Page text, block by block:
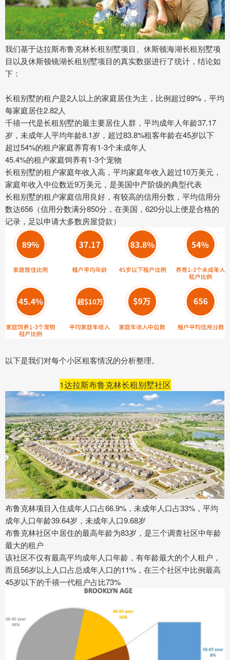
我们基于达拉斯布鲁克林长租别墅项目、休斯顿海湖长租别墅项
目以及休斯顿镜湖长租别墅项目的真实数据进行了统计，结论如
下：
长租别墅的租户是2人以上的家庭居住为主，比例超过89%，平均
每家庭居住2.82人
千禧一代是长租别墅的最主要居住人群，平均成年人年龄37.17
岁，未成年人平均年龄8.1岁，超过83.8%租客年龄在45岁以下
超过54%的租户家庭养育有1-3个未成年人
45.4%的租户家庭饲养有1-3个宠物
长租别墅的租户家庭年收入高，平均家庭年收入超过10万美元，
家庭年收入中位数近9万美元，是美国中产阶级的典型代表
长租别墅的租户家庭信用良好，有较高的信用分数，平均信用分
数达656（信用分数满分850分，在美国，620分以上便是合格的
记录，足以申请大多数房屋贷款）
以下是我们对每个小区租客情况的分析整理。
1达拉斯布鲁克林长租别墅社区
布鲁克林项目入住成年人口占66.9%，未成年人口占33%，平均
成年人口年龄39.64岁，未成年人口9.68岁
布鲁克林社区中居住的最高年龄为83岁，是三个调查社区中年龄
最大的租户
该社区不仅有最高平均成年人口年龄，有年龄最大的个人租户，
而且56岁以上人口占总成年人口的11%，在三个社区中比例最高
45岁以下的千禧一代租户占比73%